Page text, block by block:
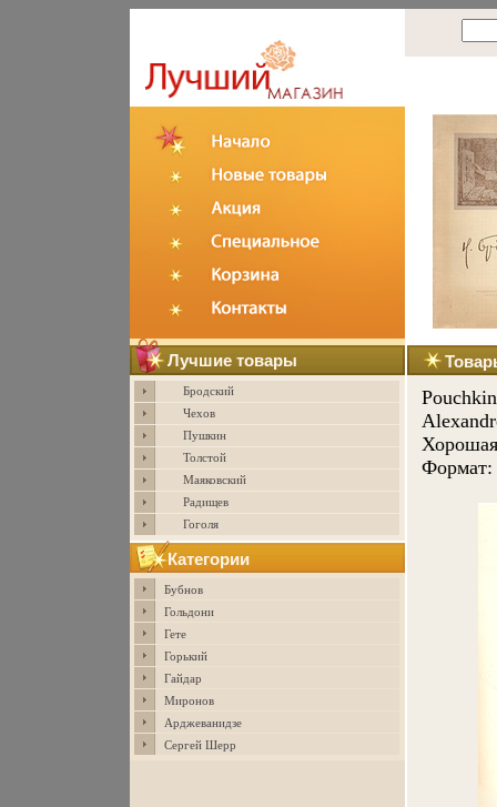
Лучшие товары
Бродский
Чехов
Пушкин
Толстой
Маяковский
Радищев
Гоголя
Категории
Бубнов
Гольдони
Гете
Горький
Гайдар
Миронов
Арджеванидзе
Сергей Шерр
Формат: